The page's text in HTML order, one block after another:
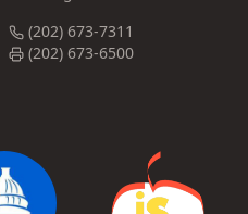
(202) 673-7311
(202) 673-6500